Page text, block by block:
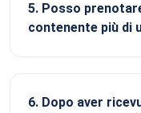
5. Posso
contenente più di
6. Dopo aver